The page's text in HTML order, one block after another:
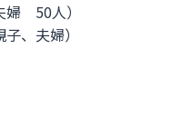
50人）
、夫婦）